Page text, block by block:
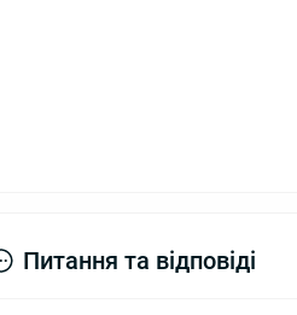
Питання та відповіді